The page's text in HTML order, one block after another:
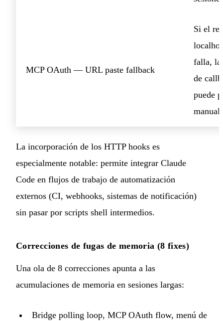
MCP OAuth — URL paste fallback
Si el
falla,
de
puede
La incorporación de los HTTP hooks es
especialmente notable: permite integrar Claude
Code en flujos de trabajo de automatización
externos (CI, webhooks, sistemas de notificación)
sin pasar por scripts shell intermedios.
Correcciones de fugas de memoria (8 fixes)
Una ola de 8 correcciones apunta a las
acumulaciones de memoria en sesiones largas:
Bridge polling loop, MCP OAuth flow, menú de